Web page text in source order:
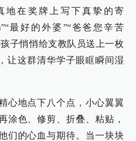
地在奖牌上写下真挚的寄
最好的外婆”“爸爸您辛苦
子悄悄给支教队员送上一枚
让这群清华学子眼眶瞬间湿
心地点下八个点，小心翼翼
涂色、修剪、折叠、粘贴，
们的心血与期待。当一块块